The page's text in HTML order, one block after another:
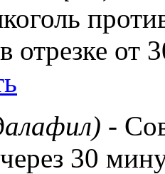
отрезке
-
через 30